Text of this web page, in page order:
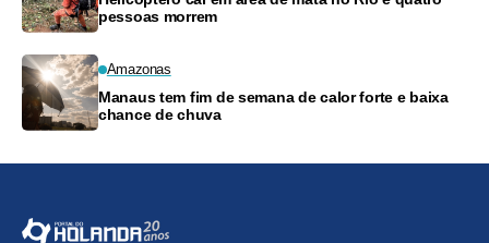
pessoas morrem
Amazonas
Manaus tem fim de semana de calor forte e baixa
chance de chuva